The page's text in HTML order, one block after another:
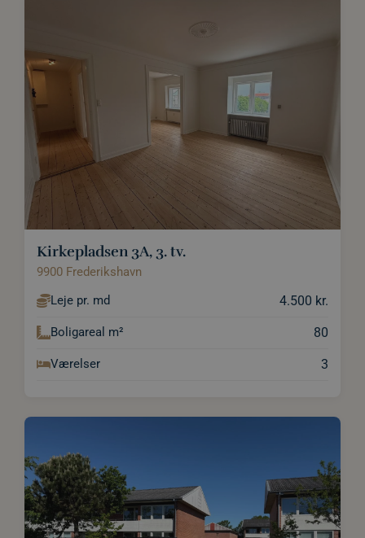
Kirkepladsen 3A, 3. tv.
9900 Frederikshavn
Leje pr. md
4.500 kr.
Boligareal m² 80
Værelser 3